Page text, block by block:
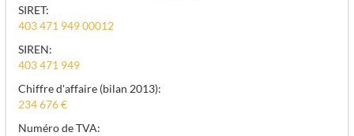
SIRET:
403 471 949 00012
SIREN:
403 471 949
Chiffre d'affaire (bilan 2013):
234 676 €
Numéro de TVA: